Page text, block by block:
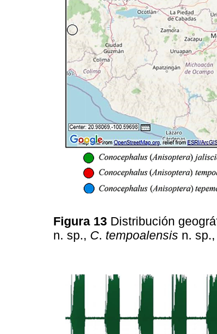
Figura 13 Distribución
n. sp., C. tempoalensis n.